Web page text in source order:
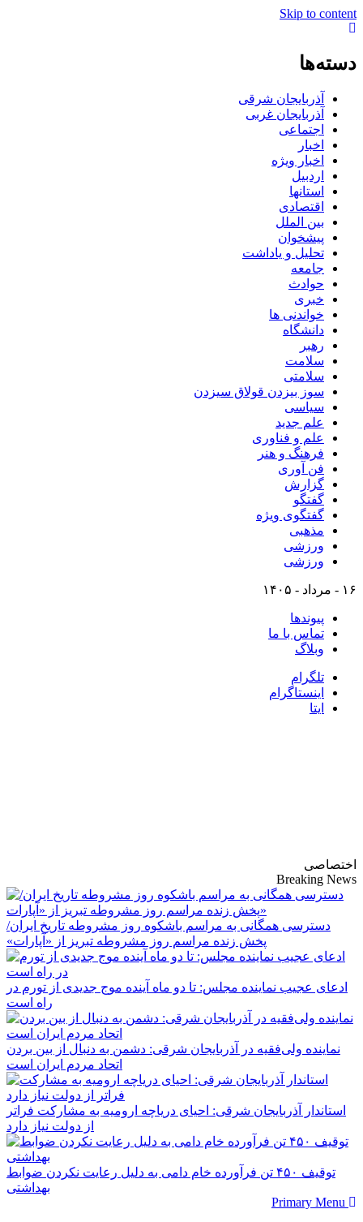
Skip to content
دسته‌ها
آذربایجان شرقی
آذربایجان غربی
اجتماعی
اخبار
اخبار ویژه
اردبیل
استانها
اقتصادی
بین الملل
پیشخوان
تحلیل و یاداشت
جامعه
حوادث
خبری
خواندنی ها
دانشگاه
رهبر
سلامت
سلامتی
سوز بیزدن قولاق سیزدن
سیاسی
علم جدید
علم و فناوری
فرهنگ و هنر
فن آوری
گزارش
گفتگو
گفتگوی ویژه
مذهبی
ورزشی
ورزشی
۱۶ - مرداد - ۱۴۰۵
پیوندها
تماس با ما
وبلاگ
تلگرام
اینستاگرام
ایتا
اختصاصی
Breaking News
دسترسی همگانی به مراسم باشکوه روز مشروطه تاریخ ایران/
پخش زنده مراسم روز مشروطه تبریز از «آپارات»
ادعای عجیب نماینده مجلس: تا دو ماه آینده موج جدیدی از تورم در
راه است
نماینده ولی‌فقیه در آذربایجان شرقی: دشمن به دنبال از بین بردن
اتحاد مردم ایران است
استاندار آذربایجان شرقی: احیای دریاچه ارومیه به مشارکت فراتر
از دولت نیاز دارد
توقیف ۴۵۰ تن فرآورده خام دامی به دلیل رعایت نکردن ضوابط
بهداشتی
Primary Menu